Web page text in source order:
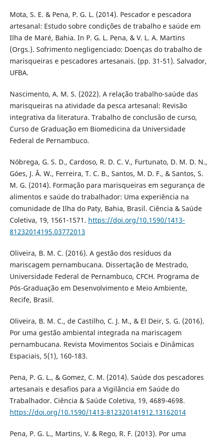
Mota, S. E. & Pena, P. G. L. (2014). Pescador e pescadora
artesanal: Estudo sobre condições de trabalho e saúde em
Ilha de Maré, Bahia. In P. G. L. Pena, & V. L. A. Martins
(Orgs.). Sofrimento negligenciado: Doenças do trabalho de
marisqueiras e pescadores artesanais. (pp. 31-51). Salvador,
UFBA.
Nascimento, A. M. S. (2022). A relação trabalho-saúde das
marisqueiras na atividade da pesca artesanal: Revisão
integrativa da literatura. Trabalho de conclusão de curso,
Curso de Graduação em Biomedicina da Universidade
Federal de Pernambuco.
Nóbrega, G. S. D., Cardoso, R. D. C. V., Furtunato, D. M. D. N.,
Góes, J. Â. W., Ferreira, T. C. B., Santos, M. D. F., & Santos, S.
M. G. (2014). Formação para marisqueiras em segurança de
alimentos e saúde do trabalhador: Uma experiência na
comunidade de Ilha do Paty, Bahia, Brasil. Ciência & Saúde
Coletiva, 19, 1561-1571. https://doi.org/10.1590/1413-
81232014195.03772013
Oliveira, B. M. C. (2016). A gestão dos resíduos da
mariscagem pernambucana. Dissertação de Mestrado,
Universidade Federal de Pernambuco, CFCH. Programa de
Pós-Graduação em Desenvolvimento e Meio Ambiente,
Recife, Brasil.
Oliveira, B. M. C., de Castilho, C. J. M., & El Deir, S. G. (2016).
Por uma gestão ambiental integrada na mariscagem
pernambucana. Revista Movimentos Sociais e Dinâmicas
Espaciais, 5(1), 160-183.
Pena, P. G. L., & Gomez, C. M. (2014). Saúde dos pescadores
artesanais e desafios para a Vigilância em Saúde do
Trabalhador. Ciência & Saúde Coletiva, 19, 4689-4698.
https://doi.org/10.1590/1413-812320141912.13162014
Pena, P. G. L., Martins, V. & Rego, R. F. (2013). Por uma